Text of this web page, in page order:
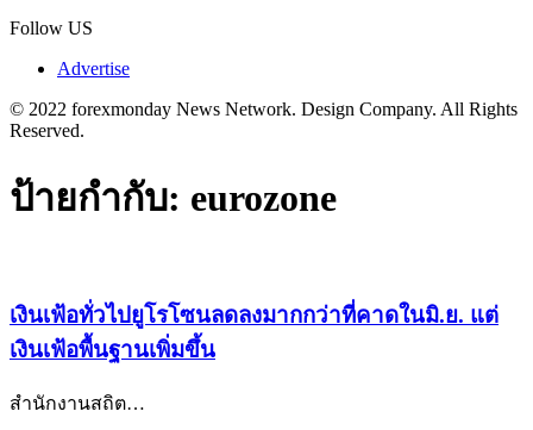
Follow US
Advertise
© 2022 forexmonday News Network. Design Company. All Rights
Reserved.
ป้ายกำกับ: eurozone
เงินเฟ้อทั่วไปยูโรโซนลดลงมากกว่าที่คาดในมิ.ย. แต่
เงินเฟ้อพื้นฐานเพิ่มขึ้น
สำนักงานสถิต…